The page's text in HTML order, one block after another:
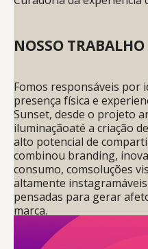
NOSSO TRABALHO
Fomos responsáveis por
presença física e
Sunset, desde o projeto
iluminaçãoaté a criação
alto potencial de
combinou branding,
consumo, comsoluções
altamente
pensadas para gerar
marca.